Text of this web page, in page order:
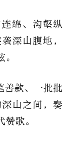
绵、沟壑纵
深山腹地，
善款、一批批
山之间，奏
歌。